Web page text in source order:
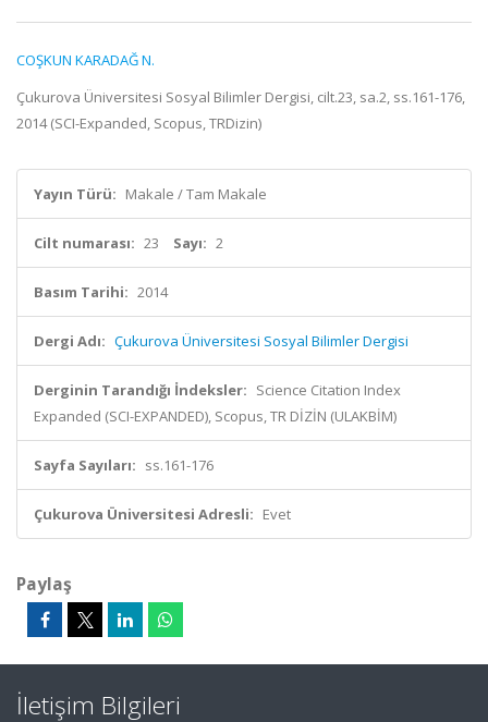
COŞKUN KARADAĞ N.
Çukurova Üniversitesi Sosyal Bilimler Dergisi, cilt.23, sa.2, ss.161-176,
2014 (SCI-Expanded, Scopus, TRDizin)
Yayın Türü: Makale / Tam Makale
Cilt numarası: 23 Sayı: 2
Basım Tarihi: 2014
Dergi Adı: Çukurova Üniversitesi Sosyal Bilimler Dergisi
Derginin Tarandığı İndeksler: Science Citation Index
Expanded (SCI-EXPANDED), Scopus, TR DİZİN (ULAKBİM)
Sayfa Sayıları: ss.161-176
Çukurova Üniversitesi Adresli: Evet
Paylaş
İletişim Bilgileri